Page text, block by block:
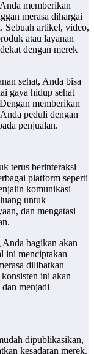
memberikan
merasa dihargai
Sebuah artikel, video,
atau layanan
dengan merek
sehat, Anda bisa
gaya hidup sehat
memberikan
peduli dengan
penjualan.
terus berinteraksi
platform seperti
komunikasi
untuk
dan mengatasi
bagikan akan
ini menciptakan
dilibatkan
ini akan
menjadi
dipublikasikan,
kesadaran merek.